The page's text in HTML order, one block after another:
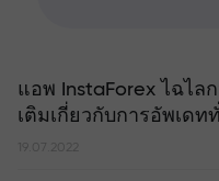
แอพ InstaForex ไฉไล
เติมเกี่ยวกับการอัพเดท
19.07.2022